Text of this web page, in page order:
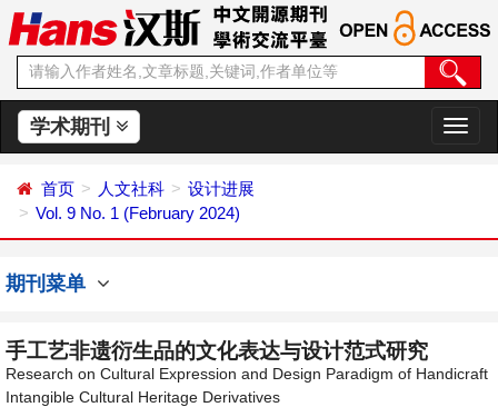
学术期刊
切
换
首页 人文社科
设计进展
Vol. 9 No. 1 (February 2024)
期刊菜单
手工艺非遗衍生品的文化表达与设计范式研究
Research on Cultural Expression and Design Paradigm of Handicraft
Intangible Cultural Heritage Derivatives